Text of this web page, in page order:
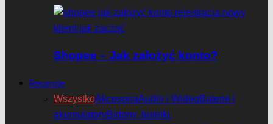
Shopee – Jak założyć konto?
Recenzje
WszystkoAkcesoriaAudio i WideoBaterie i
akumulatoryBidony, butelki,